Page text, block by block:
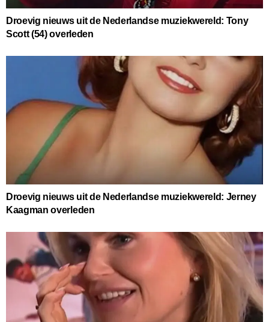
Droevig nieuws uit de Nederlandse muziekwereld: Tony
Scott (54) overleden
Droevig nieuws uit de Nederlandse muziekwereld: Jerney
Kaagman overleden